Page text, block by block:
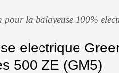
pour la balayeuse 100%
electrique
500 ZE (GM5)